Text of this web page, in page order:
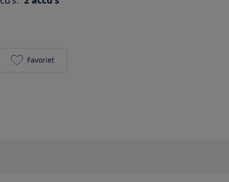
Bosch AdvancedDrill 18 (2 accu's) toevoegen aan
Favoriet